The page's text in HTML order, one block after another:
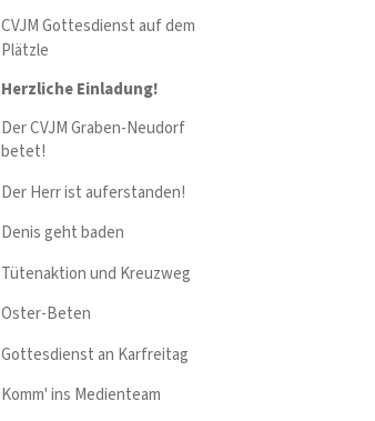
CVJM Gottesdienst auf dem
Plätzle
Herzliche Einladung!
Der CVJM Graben-Neudorf
betet!
Der Herr ist auferstanden!
Denis geht baden
Tütenaktion und Kreuzweg
Oster-Beten
Gottesdienst an Karfreitag
Komm' ins Medienteam